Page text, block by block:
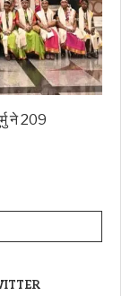
ने 209